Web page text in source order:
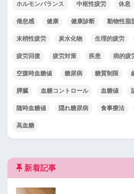
ホルモンバランス 中枢性疲労 休息
倦怠感 健康 健康診断 動物性脂
末梢性疲労 炭水化物 生理的疲労
疲労回復 疲労対策 疾患 病的疲
空腹時血糖値 糖尿病 糖質制限
膵臓 血糖コントロール 血糖値
随時血糖値 隠れ糖尿病 食事療法
高血糖
新着記事